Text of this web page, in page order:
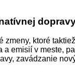
zmeny, ktoré
a emisií v meste,
zavádzanie